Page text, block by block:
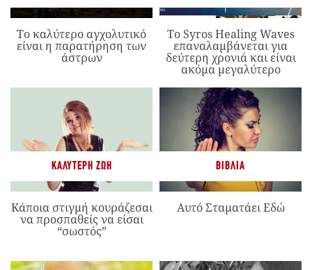
Το καλύτερο αγχολυτικό
είναι η παρατήρηση των
άστρων
Το Syros Healing Waves
επαναλαμβάνεται για
δεύτερη χρονιά και είναι
ακόμα μεγαλύτερο
ΚΑΛΎΤΕΡΗ ΖΩΉ
Κάποια στιγμή κουράζεσαι
να προσπαθείς να είσαι
“σωστός”
ΒΙΒΛΊΑ
Αυτό Σταματάει Εδώ